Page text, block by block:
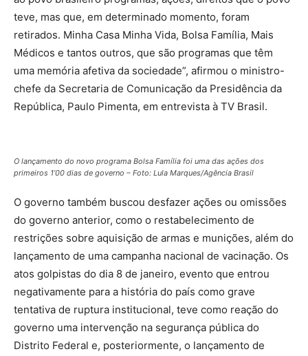
teve, mas que, em determinado momento, foram
retirados. Minha Casa Minha Vida, Bolsa Família, Mais
Médicos e tantos outros, que são programas que têm
uma memória afetiva da sociedade”, afirmou o ministro-
chefe da Secretaria de Comunicação da Presidência da
República, Paulo Pimenta, em entrevista à TV Brasil.
O lançamento do novo programa Bolsa Família foi uma das ações dos
primeiros 1’00 dias de governo – Foto: Lula Marques/Agência Brasil
O governo também buscou desfazer ações ou omissões
do governo anterior, como o restabelecimento de
restrições sobre aquisição de armas e munições, além do
lançamento de uma campanha nacional de vacinação. Os
atos golpistas do dia 8 de janeiro, evento que entrou
negativamente para a história do país como grave
tentativa de ruptura institucional, teve como reação do
governo uma intervenção na segurança pública do
Distrito Federal e, posteriormente, o lançamento de